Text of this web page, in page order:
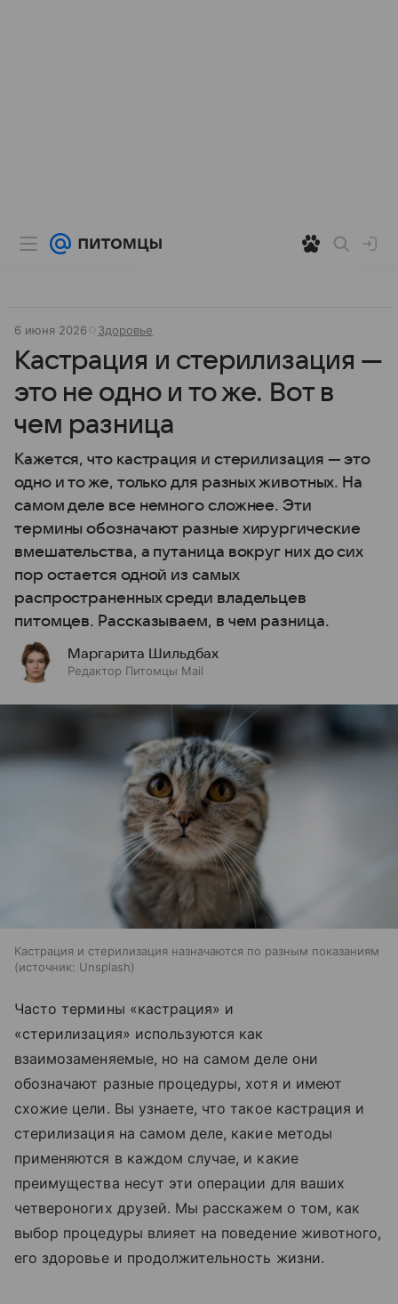
6 июня 2026 Здоровье
Кастрация и стерилизация —
это не одно и то же. Вот в
чем разница
Кажется, что кастрация и стерилизация — это
одно и то же, только для разных животных. На
самом деле все немного сложнее. Эти
термины обозначают разные хирургические
вмешательства, а путаница вокруг них до сих
пор остается одной из самых
распространенных среди владельцев
питомцев. Рассказываем, в чем разница.
Маргарита Шильдбах
Редактор Питомцы Mail
Кастрация и стерилизация назначаются по разным показаниям
источник: Unsplash
Часто термины «кастрация» и
«стерилизация» используются как
взаимозаменяемые, но на самом деле они
обозначают разные процедуры, хотя и имеют
схожие цели. Вы узнаете, что такое кастрация и
стерилизация на самом деле, какие методы
применяются в каждом случае, и какие
преимущества несут эти операции для ваших
четвероногих друзей. Мы расскажем о том, как
выбор процедуры влияет на поведение животного,
его здоровье и продолжительность жизни.